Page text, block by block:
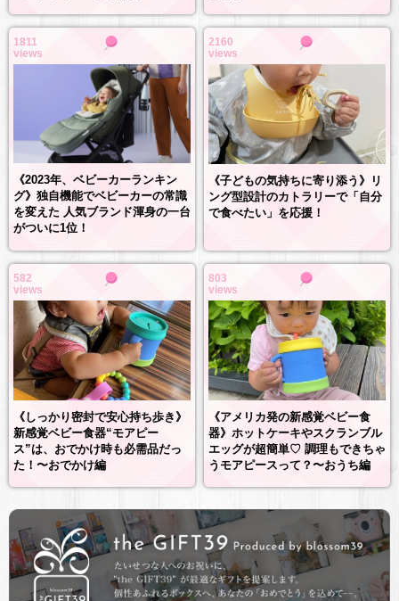
1811
views
《2023年、ベビーカーランキン
グ》独自機能でベビーカーの常識
を変えた 人気ブランド渾身の一台
がついに1位！
2160
views
《子どもの気持ちに寄り添う》リ
ング型設計のカトラリーで「自分
で食べたい」を応援！
582
views
《しっかり密封で安心持ち歩き》
新感覚ベビー食器“モアピー
ス”は、おでかけ時も必需品だっ
た！〜おでかけ編
803
views
《アメリカ発の新感覚ベビー食
器》ホットケーキやスクランブル
エッグが超簡単♡ 調理もできちゃ
うモアピースって？〜おうち編